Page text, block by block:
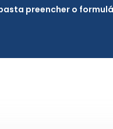
preencher o